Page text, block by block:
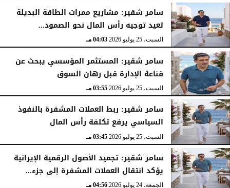
سامر شقير: مشاريع ممرات الطاقة البديلة
تعيد توجيه رأس المال نحو الصمود...
السبت، 25 يوليو 2026 04:03 مـ
سامر شقير: المستثمر المؤسسي يبحث عن
قناعة الإدارة قبل رهان السوق
السبت، 25 يوليو 2026 03:55 مـ
سامر شقير: ربط العملات المشفرة بالنفوذ
السياسي يرفع تكلفة رأس المال
السبت، 25 يوليو 2026 03:45 مـ
سامر شقير: تجميد الأصول الرقمية الإيرانية
يؤكد انتقال العملات المشفرة إلى جزء...
الجمعة، 24 يوليو 2026 04:56 مـ